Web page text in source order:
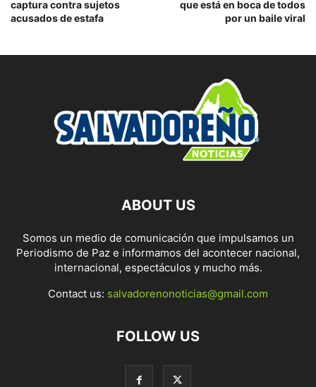
captura contra sujetos
acusados de estafa
que está en boca de todos
por un baile viral
ABOUT US
Somos un medio de comunicación que impulsamos un
Periodismo de Paz e informamos del acontecer nacional,
internacional, espectáculos y mucho más.
Contact us: salvadorenonoticias@gmail.com
FOLLOW US